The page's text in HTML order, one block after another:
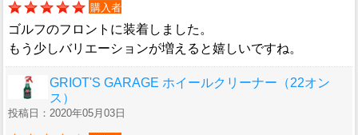
購入者
ゴルフのフロントに装着しました。
もう少しバリエーションが増えると嬉しいですね。
GRIOT'S GARAGE ホイールクリーナー（22オン
ス）
投稿日：2020年05月03日